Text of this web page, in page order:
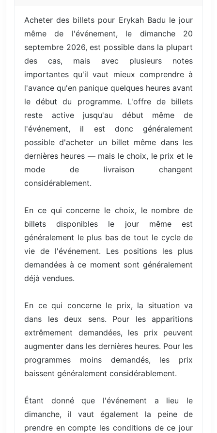
Acheter des billets pour Erykah Badu le jour
même de l'événement, le dimanche 20
septembre 2026, est possible dans la plupart
des cas, mais avec plusieurs notes
importantes qu'il vaut mieux comprendre à
l'avance qu'en panique quelques heures avant
le début du programme. L'offre de billets
reste active jusqu'au début même de
l'événement, il est donc généralement
possible d'acheter un billet même dans les
dernières heures — mais le choix, le prix et le
mode de livraison changent
considérablement.
En ce qui concerne le choix, le nombre de
billets disponibles le jour même est
généralement le plus bas de tout le cycle de
vie de l'événement. Les positions les plus
demandées à ce moment sont généralement
déjà vendues.
En ce qui concerne le prix, la situation va
dans les deux sens. Pour les apparitions
extrêmement demandées, les prix peuvent
augmenter dans les dernières heures. Pour les
programmes moins demandés, les prix
baissent généralement considérablement.
Étant donné que l'événement a lieu le
dimanche, il vaut également la peine de
prendre en compte les conditions de ce jour